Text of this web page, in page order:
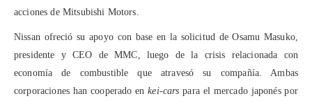
acciones de Mitsubishi Motors.
Nissan ofreció su apoyo con base en la solicitud de Osamu Masuko,
presidente y CEO de MMC, luego de la crisis relacionada con
economía de combustible que atravesó su compañía. Ambas
corporaciones han cooperado en kei-cars para el mercado japonés por